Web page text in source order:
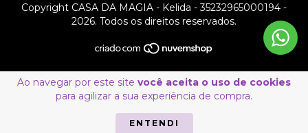
Ao navegar por este site você aceita o uso de cookies
para agilizar a sua experiência de compra.
ENTENDI
Copyright CASA DA MAGIA - Kelida - 35232965000194 -
2026. Todos os direitos reservados.